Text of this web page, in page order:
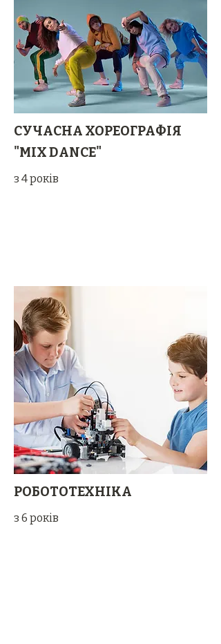
СУЧАСНА ХОРЕОГРАФІЯ
"MIX DANCE"
з 4 років
РОБОТОТЕХНІКА
з 6 років